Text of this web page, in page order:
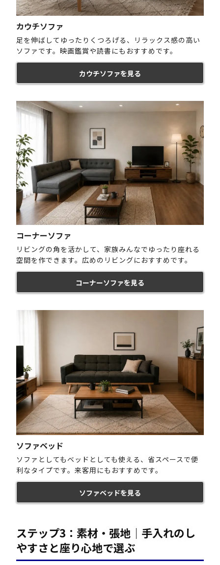
カウチソファ
足を伸ばしてゆったりくつろげる、リラックス感の高い
ソファです。映画鑑賞や読書にもおすすめです。
カウチソファを見る
コーナーソファ
リビングの角を活かして、家族みんなでゆったり座れる
空間を作できます。広めのリビングにおすすめです。
コーナーソファを見る
ソファベッド
ソファとしてもベッドとしても使える、省スペースで便
利なタイプです。来客用にもおすすめです。
ソファベッドを見る
ステップ3：素材・張地｜手入れのし
やすさと座り心地で選ぶ